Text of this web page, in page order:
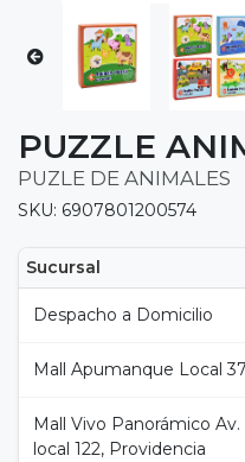
PUZZLE
PUZLE DE ANIMALES
SKU: 6907801200574
Sucursal
Despacho a Domicilio
Mall Apumanque Local
Mall Vivo Panorámico Av.
local 122, Providencia